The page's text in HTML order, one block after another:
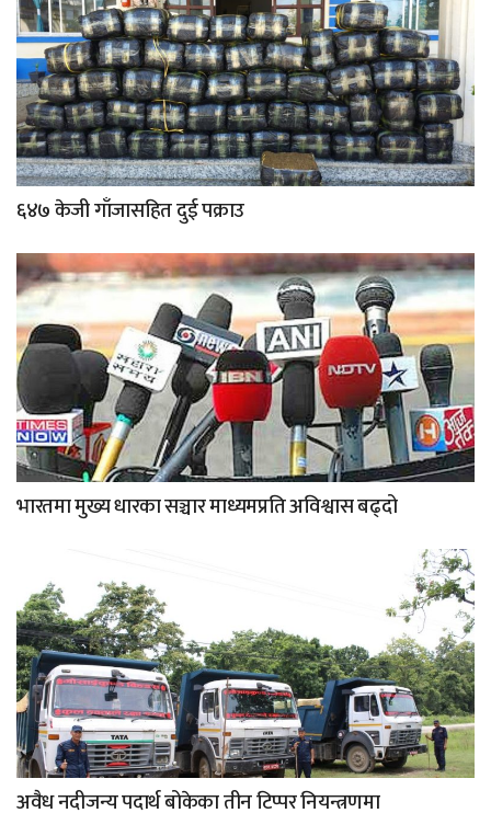
६४७ केजी गाँजासहित दुई पक्राउ
भारतमा मुख्य धारका सञ्चार माध्यमप्रति अविश्वास बढ्दो
अवैध नदीजन्य पदार्थ बोकेका तीन टिप्पर नियन्त्रणमा